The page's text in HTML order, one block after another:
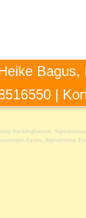
|
Recklinghausen ,
Essen , Sigmatismus